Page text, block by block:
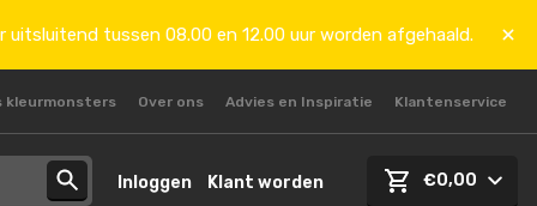
tussen 08.00 en 12.00 uur worden afgehaald.
kleurmonsters Over ons Advies en Inspiratie Klantenservice
Inloggen Klant worden €0,00